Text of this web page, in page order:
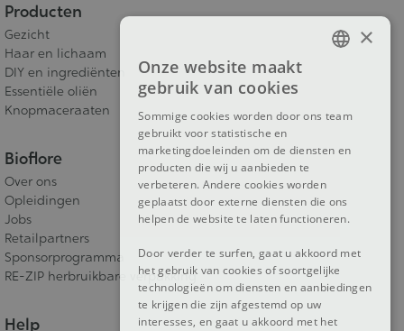
Producten
Gezicht
Haar en lichaam
DIY en ingrediënten
Essentiële oliën
Knopmaceraaten
Bioflore
Over ons
Opleidingen
Jobs
Retailpartners
Sponsorprogramma
RE-ZIP herbruikbare verpakking
Help
×
Onze website maakt
gebruik van cookies
Sommige cookies worden door ons team
gebruikt voor statistische en
marketingdoeleinden om de diensten en
producten die wij u aanbieden te
verbeteren. Andere cookies worden
geplaatst door externe diensten die ons
helpen de website te laten functioneren.
Door verder te surfen, gaat u akkoord met
het gebruik van cookies of soortgelijke
technologieën om diensten en aanbiedingen
te krijgen die zijn afgestemd op uw
interesses, en gaat u akkoord met het